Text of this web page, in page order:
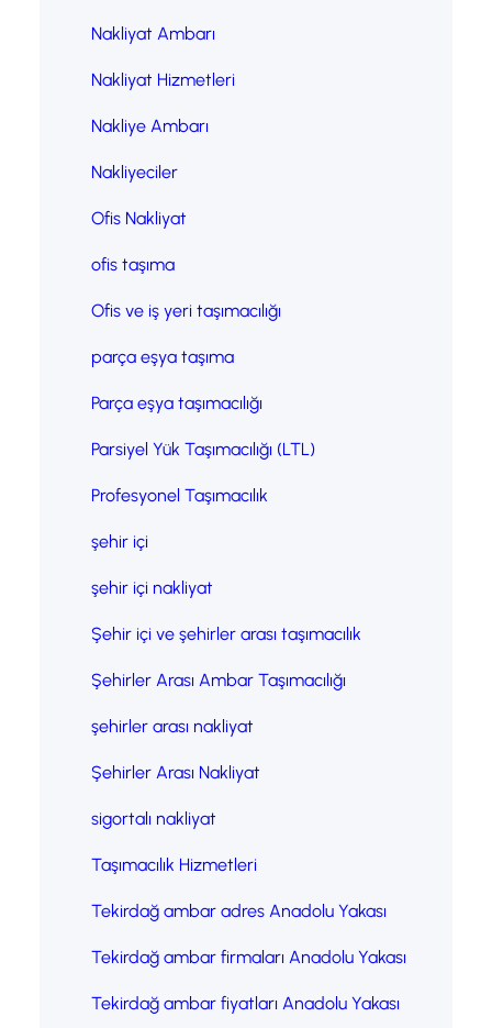
Nakliyat Ambarı
Nakliyat Hizmetleri
Nakliye Ambarı
Nakliyeciler
Ofis Nakliyat
ofis taşıma
Ofis ve iş yeri taşımacılığı
parça eşya taşıma
Parça eşya taşımacılığı
Parsiyel Yük Taşımacılığı (LTL)
Profesyonel Taşımacılık
şehir içi
şehir içi nakliyat
Şehir içi ve şehirler arası taşımacılık
Şehirler Arası Ambar Taşımacılığı
şehirler arası nakliyat
Şehirler Arası Nakliyat
sigortalı nakliyat
Taşımacılık Hizmetleri
Tekirdağ ambar adres Anadolu Yakası
Tekirdağ ambar firmaları Anadolu Yakası
Tekirdağ ambar fiyatları Anadolu Yakası